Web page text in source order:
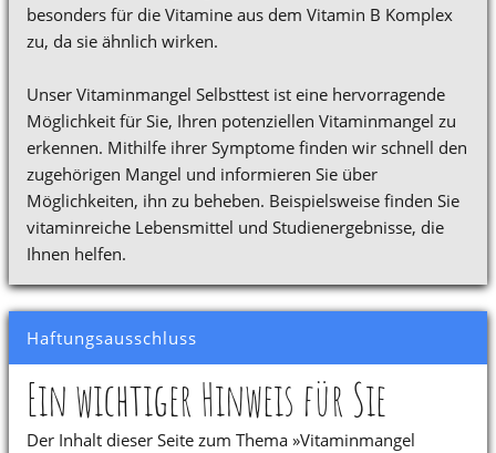
besonders für die Vitamine aus dem Vitamin B Komplex
zu, da sie ähnlich wirken.
Unser Vitaminmangel Selbsttest ist eine hervorragende
Möglichkeit für Sie, Ihren potenziellen Vitaminmangel zu
erkennen. Mithilfe ihrer Symptome finden wir schnell den
zugehörigen Mangel und informieren Sie über
Möglichkeiten, ihn zu beheben. Beispielsweise finden Sie
vitaminreiche Lebensmittel und Studienergebnisse, die
Ihnen helfen.
Haftungsausschluss
Ein wichtiger Hinweis für Sie
Der Inhalt dieser Seite zum Thema »Vitaminmangel